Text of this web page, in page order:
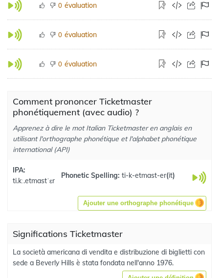
0 évaluation
0 évaluation
0 évaluation
Comment prononcer Ticketmaster
phonétiquement (avec audio) ?
Apprenez à dire le mot Italian Ticketmaster en anglais en
utilisant l'orthographe phonétique et l'alphabet phonétique
international (API)
IPA:
ti.kː.etmastˈɛr
Phonetic Spelling: ti-k-etmast-er(it)
Ajouter une orthographe phonétique
Significations Ticketmaster
La società americana di vendita e distribuzione di biglietti con
sede a Beverly Hills è stata fondata nell'anno 1976.